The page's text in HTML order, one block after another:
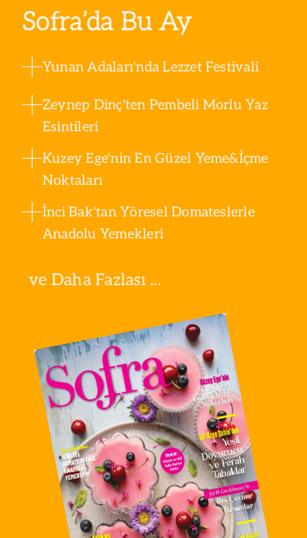
Sofra’da Bu Ay
Yunan Adaları'nda Lezzet Festivali
Zeynep Dinç'ten Pembeli Morlu Yaz
Esintileri
Kuzey Ege'nin En Güzel Yeme&İçme
Noktaları
İnci Bak'tan Yöresel Domateslerle
Anadolu Yemekleri
ve Daha Fazlası ...